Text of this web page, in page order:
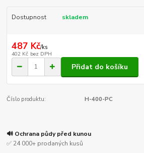
Dostupnost skladem
487 Kč/ks
402 Kč bez DPH
Přidat do košíku
Číslo produktu: H-400-PC
🔊 Ochrana půdy před kunou
✅ 24 000+ prodaných kusů